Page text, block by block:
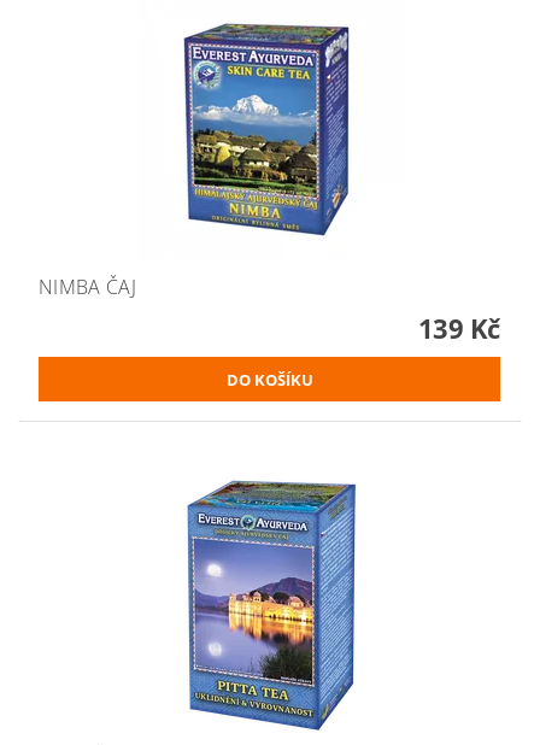
NIMBA ČAJ
139 Kč